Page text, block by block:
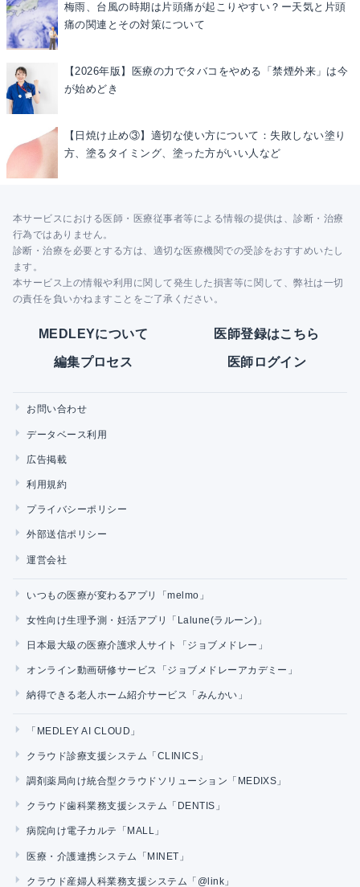
梅雨、台風の時期は片頭痛が起こりやすい？ー天気と片頭
痛の関連とその対策について
【2026年版】医療の力でタバコをやめる「禁煙外来」は今
が始めどき
【日焼け止め③】適切な使い方について：失敗しない塗り
方、塗るタイミング、塗った方がいい人など
本サービスにおける医師・医療従事者等による情報の提供は、診断・治療
行為ではありません。
診断・治療を必要とする方は、適切な医療機関での受診をおすすめいたし
ます。
本サービス上の情報や利用に関して発生した損害等に関して、弊社は一切
の責任を負いかねますことをご了承ください。
MEDLEYについて 医師登録はこちら
編集プロセス 医師ログイン
お問い合わせ
データベース利用
広告掲載
利用規約
プライバシーポリシー
外部送信ポリシー
運営会社
いつもの医療が変わるアプリ「melmo」
女性向け生理予測・妊活アプリ「Lalune(ラルーン)」
日本最大級の医療介護求人サイト「ジョブメドレー」
オンライン動画研修サービス「ジョブメドレーアカデミー」
納得できる老人ホーム紹介サービス「みんかい」
「MEDLEY AI CLOUD」
クラウド診療支援システム「CLINICS」
調剤薬局向け統合型クラウドソリューション「MEDIXS」
クラウド歯科業務支援システム「DENTIS」
病院向け電子カルテ「MALL」
医療・介護連携システム「MINET」
クラウド産婦人科業務支援システム「@link」